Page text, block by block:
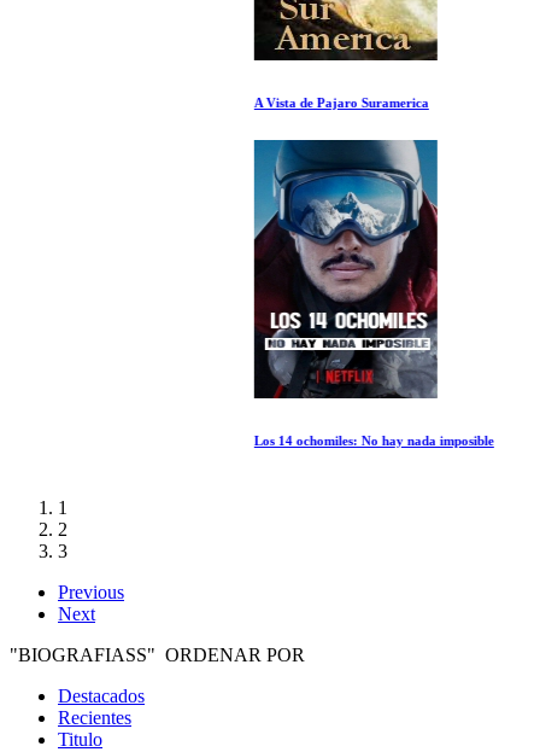
Los 14 ochomiles: No hay nada imposible
1
2
3
Previous
Next
"BIOGRAFIASS" ORDENAR POR
Destacados
Recientes
Titulo